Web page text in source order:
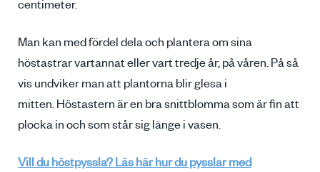
centimeter.
Man kan med fördel dela och plantera om sina
höstastrar vartannat eller vart tredje år, på våren. På så
vis undviker man att plantorna blir glesa i
mitten. Höstastern är en bra snittblomma som är fin att
plocka in och som står sig länge i vasen.
Vill du höstpyssla? Läs här hur du pysslar med